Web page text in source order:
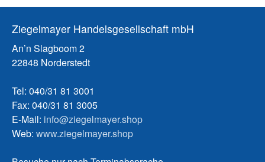
Ziegelmayer Handelsgesellschaft mbH
An’n Slagboom 2
22848 Norderstedt
Tel: 040/31 81 3001
Fax: 040/31 81 3005
E-Mail: info@ziegelmayer.shop
Web: www.ziegelmayer.shop